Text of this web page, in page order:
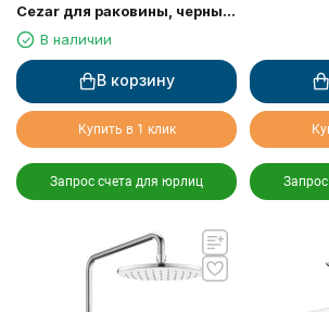
Cezar для раковины, черный
матовый
В наличии
В корзину
Купить в 1 клик
Запрос счета для юрлиц